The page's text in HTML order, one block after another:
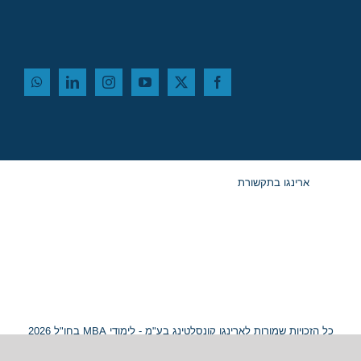
ארינגו בתקשורת
כל הזכויות שמורות לארינגו קונסלטינג בע"מ - לימודי MBA בחו"ל 2026